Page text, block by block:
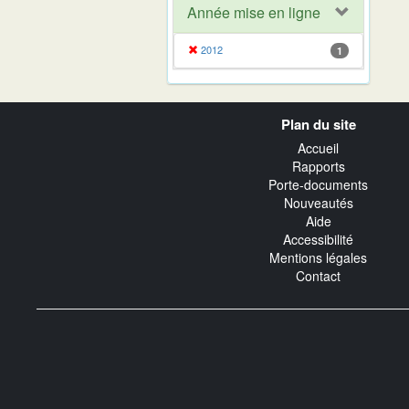
Année mise en ligne
2012 1
Plan du site
Accueil
Rapports
Porte-documents
Nouveautés
Aide
Accessibilité
Mentions légales
Contact